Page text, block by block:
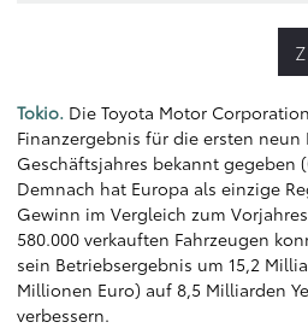
Tokio. Die Toyota Motor
Finanzergebnis für die ersten
Geschäftsjahres bekannt gegeben
Demnach hat Europa als einzige
Gewinn im Vergleich zum
580.000 verkauften Fahrzeugen
sein Betriebsergebnis um 15,2
Millionen Euro) auf 8,5 Milliarden
verbessern.